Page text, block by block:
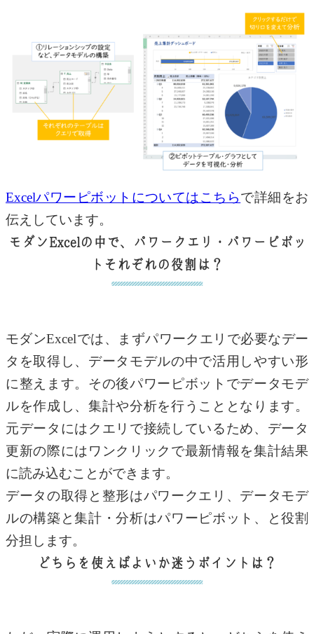
Excelパワーピボットについてはこちらで詳細をお
伝えしています。
モダンExcelの中で、パワークエリ・パワーピボッ
トそれぞれの役割は？
モダンExcelでは、まずパワークエリで必要なデー
タを取得し、データモデルの中で活用しやすい形
に整えます。その後パワーピボットでデータモデ
ルを作成し、集計や分析を行うこととなります。
元データにはクエリで接続しているため、データ
更新の際にはワンクリックで最新情報を集計結果
に読み込むことができます。
データの取得と整形はパワークエリ、データモデ
ルの構築と集計・分析はパワーピボット、と役割
分担します。
どちらを使えばよいか迷うポイントは？